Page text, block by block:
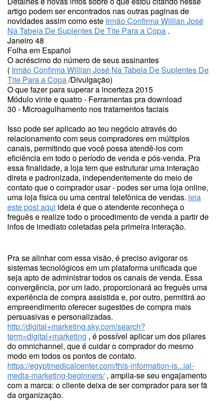
artigo podem ser encontrados nas outras paginas de
novidades assim como este Irmão Confirma Willian José
Na Tabela De Suplentes De Tite Para a Copa .
Janeiro 48
Folha em Español
O acréscimo do número de seus assinantes
( Irmão Confirma Willian José Na Tabela De Suplentes De
Tite Para a Copa/Divulgação)
O que fazer para superar a incerteza 2015
Módulo vinte e quatro - Ferramentas pra download
30 - Microagulhamento nos tratamentos faciais
Isso pode ser aplicado ao teu negócio através do
relacionamento com seus compradores em múltiplos
canais, permitindo que você possa atendê-los com
eficiência em todo o período de venda e pós-venda. Pra
essa finalidade, a loja tem que estruturar uma interação
direta e padronizada, independentemente do meio de
contato que o comprador usar - podes ser uma loja online,
uma loja física ou uma central telefônica de vendas. leia
este post aqui ideia é que o atendente reconheça o
freguês e realize todo o procedimento de venda a partir de
infos de imediato coletadas pela primeira interação.
Pra se alinhar com essa visão, é preciso avigorar os
sistemas tecnológicos em um plataforma unificada que
seja apto de administrar todos os canais de venda. Essa
convergência, por um lado, proporcionará ao freguês uma
experiência de compra assistida e, por outro, permitirá ao
empreendimento oferecer sugestões de compra mais
persuasivas e personalizadas.
http://digital+marketing.sky.com/search?
term=digital+marketing , é possível aplicar um dos pilares
do omnichannel, que é cuidar o comprador do mesmo
modo em todos os pontos de contato.
https://egyptmedicalcenter.com/this-information-is...ial-
media-marketing-beginners/, amplia-se seu engajamento
com a marca: o cliente deixa de ser comprador para ser fã
da organização.